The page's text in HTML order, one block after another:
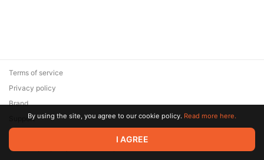
© 2026 Zaya Solutions Limited. All rights reserved. All trademarks
are the property of their respective owners.
Terms of service
Privacy policy
Brand
SupportBy using the site, you agree to our cookie policy. Read more here.
I AGREE